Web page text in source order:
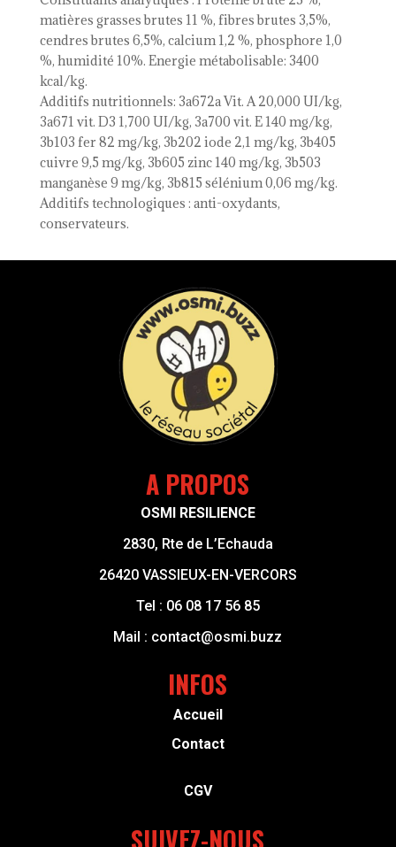
matières grasses brutes 11 %, fibres brutes 3,5%,
cendres brutes 6,5%, calcium 1,2 %, phosphore 1,0
%, humidité 10%. Energie métabolisable: 3400
kcal/kg.
Additifs nutritionnels: 3a672a Vit. A 20,000 UI/kg,
3a671 vit. D3 1,700 UI/kg, 3a700 vit. E 140 mg/kg,
3b103 fer 82 mg/kg, 3b202 iode 2,1 mg/kg, 3b405
cuivre 9,5 mg/kg, 3b605 zinc 140 mg/kg, 3b503
manganèse 9 mg/kg, 3b815 sélénium 0,06 mg/kg.
Additifs technologiques : anti-oxydants,
conservateurs.
A PROPOS
OSMI RESILIENCE
2830, Rte de L’Echauda
26420 VASSIEUX-EN-VERCORS
Tel : 06 08 17 56 85
Mail : contact@osmi.buzz
INFOS
Accueil
Contact
CGV